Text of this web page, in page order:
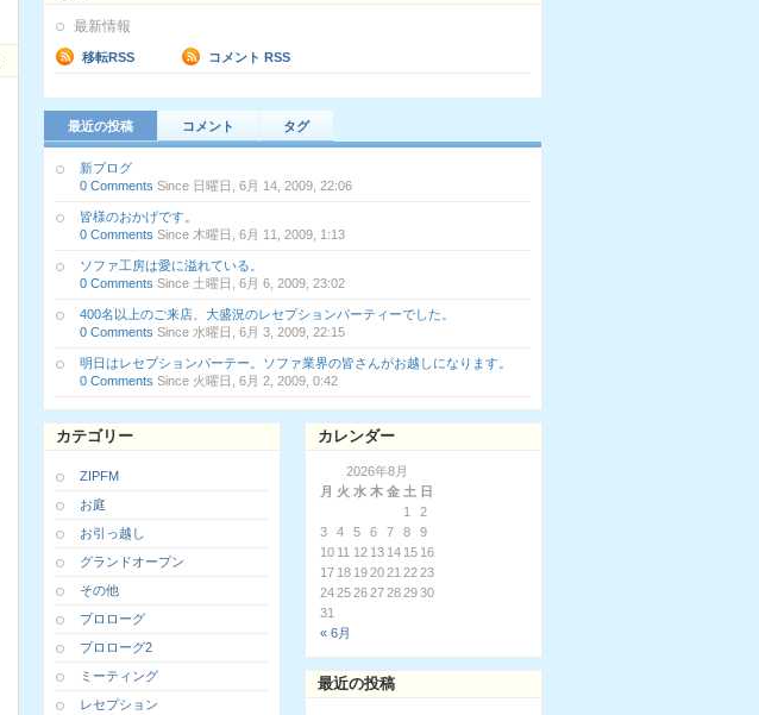
最新情報
移転RSS コメント RSS
最近の投稿 コメント タグ
新ブログ
0 Comments Since 日曜日, 6月 14, 2009, 22:06
皆様のおかげです。
0 Comments Since 木曜日, 6月 11, 2009, 1:13
ソファ工房は愛に溢れている。
0 Comments Since 土曜日, 6月 6, 2009, 23:02
400名以上のご来店、大盛況のレセプションパーティーでした。
0 Comments Since 水曜日, 6月 3, 2009, 22:15
明日はレセプションパーテー。ソファ業界の皆さんがお越しになります。
0 Comments Since 火曜日, 6月 2, 2009, 0:42
カテゴリー
ZIPFM
お庭
お引っ越し
グランドオープン
その他
プロローグ
プロローグ2
ミーティング
レセプション
カレンダー
2026年8月
月 火 水 木 金 土 日
« 6月
1
2
3
4 5 6 7 8
9
10 11 12 13 14 15 16
17 18 192021 2223
24252627282930
31
最近の投稿